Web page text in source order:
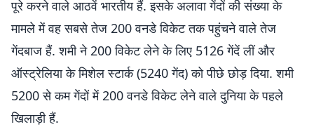
पूरे करने वाले आठवें भारतीय हैं. इसके अलावा गेंदों की संख्या के
मामले में वह सबसे तेज 200 वनडे विकेट तक पहुंचने वाले तेज
गेंदबाज हैं. शमी ने 200 विकेट लेने के लिए 5126 गेंदें लीं और
ऑस्ट्रेलिया के मिशेल स्टार्क (5240 गेंद) को पीछे छोड़ दिया. शमी
5200 से कम गेंदों में 200 वनडे विकेट लेने वाले दुनिया के पहले
खिलाड़ी हैं.